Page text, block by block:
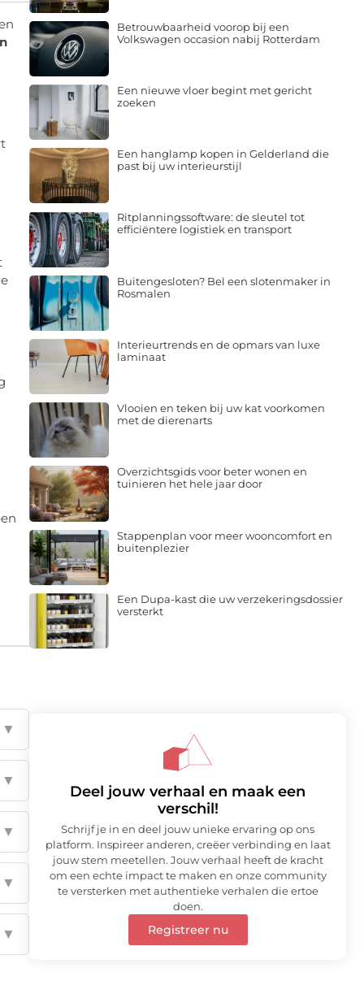
▼
▼
▼
▼
▼
Betrouwbaarheid voorop bij een
Volkswagen occasion nabij Rotterdam
Een nieuwe vloer begint met gericht
zoeken
Een hanglamp kopen in Gelderland die
past bij uw interieurstijl
Ritplanningssoftware: de sleutel tot
efficiëntere logistiek en transport
Buitengesloten? Bel een slotenmaker in
Rosmalen
Interieurtrends en de opmars van luxe
laminaat
Vlooien en teken bij uw kat voorkomen
met de dierenarts
Overzichtsgids voor beter wonen en
tuinieren het hele jaar door
Stappenplan voor meer wooncomfort en
buitenplezier
Een Dupa-kast die uw verzekeringsdossier
versterkt
Deel jouw verhaal en maak een
verschil!
Schrijf je in en deel jouw unieke ervaring op ons
platform. Inspireer anderen, creëer verbinding en laat
jouw stem meetellen. Jouw verhaal heeft de kracht
om een echte impact te maken en onze community
te versterken met authentieke verhalen die ertoe
doen.
Registreer nu